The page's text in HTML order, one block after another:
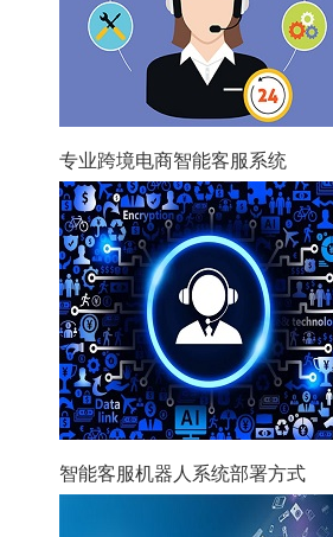
专业跨境电商智能客服系统
智能客服机器人系统部署方式